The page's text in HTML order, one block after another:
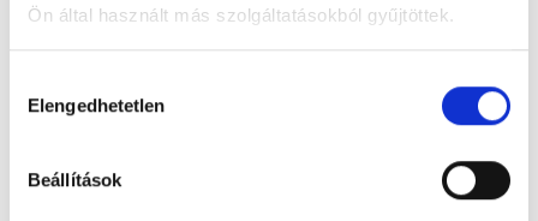
Ön által használt más szolgáltatásokból gyűjtöttek.
szabályzat:https://foglaljorvost.hu/info/foglaljorvost-
kiválasztása
Elengedhetetlen
Beállítások